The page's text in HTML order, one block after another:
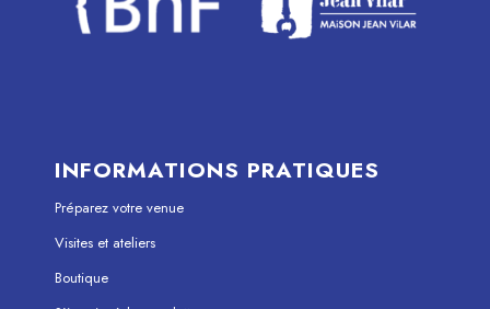
INFORMATIONS PRATIQUES
Préparez votre venue
Visites et ateliers
Boutique